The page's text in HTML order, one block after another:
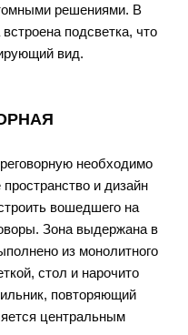
решениями. В
подсветка, что
вид.
необходимо
и дизайн
вошедшего на
Зона выдержана в
из монолитного
стол и нарочито
повторяющий
центральным